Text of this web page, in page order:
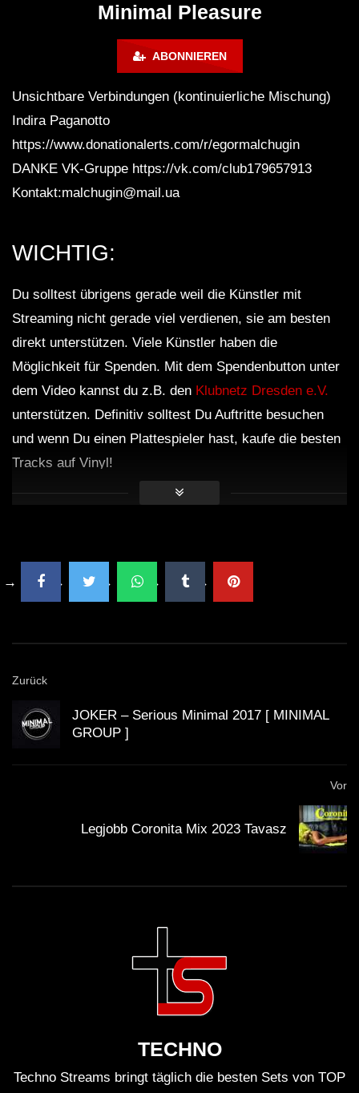
Minimal Pleasure
ABONNIEREN
Unsichtbare Verbindungen (kontinuierliche Mischung)
Indira Paganotto
https://www.donationalerts.com/r/egormalchugin
DANKE VK-Gruppe https://vk.com/club179657913
Kontakt:malchugin@mail.ua
WICHTIG:
Du solltest übrigens gerade weil die Künstler mit
Streaming nicht gerade viel verdienen, sie am besten
direkt unterstützen. Viele Künstler haben die
Möglichkeit für Spenden. Mit dem Spendenbutton unter
dem Video kannst du z.B. den Klubnetz Dresden e.V.
unterstützen. Definitiv solltest Du Auftritte besuchen
und wenn Du einen Plattespieler hast, kaufe die besten
Tracks auf Vinyl!
Zurück
JOKER – Serious Minimal 2017 [ MINIMAL
GROUP ]
Vor
Legjobb Coronita Mix 2023 Tavasz
TECHNO
Techno Streams bringt täglich die besten Sets von TOP